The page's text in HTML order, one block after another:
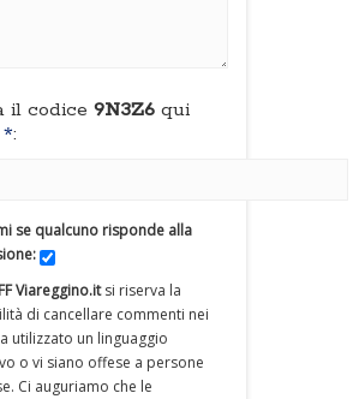
il codice 9N3Z6 qui
*:
se qualcuno risponde alla
Viareggino.itsi riserva la
di cancellare commenti nei
utilizzato un linguaggio
o vi siano offese a persone
Ci auguriamo che le